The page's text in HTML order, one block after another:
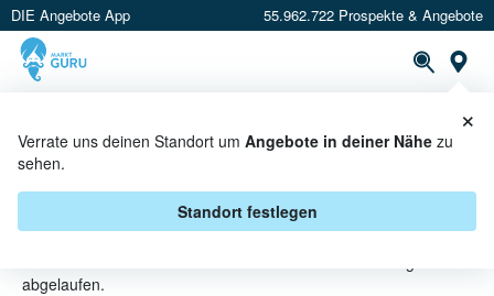
DIE Angebote App 55.962.722 Prospekte & Angebote
Verrate uns deinen Standort um Angebote in deiner Nähe zu
sehen.
Standort festlegen
×
KNABBEREIEN ANGEBOTE &
AKTIONEN BEI GLOBUS
abgelaufen.